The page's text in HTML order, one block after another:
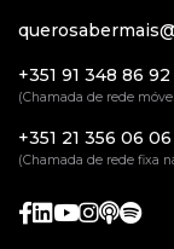
+351 91 348 86 92
(Chamada de rede
+351 21 356 06 06
(Chamada de rede fixa